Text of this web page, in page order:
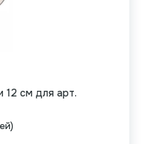
12 см для арт.